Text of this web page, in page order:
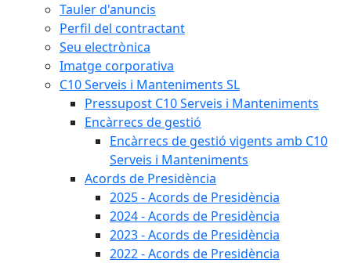
Tauler d'anuncis
Perfil del contractant
Seu electrònica
Imatge corporativa
C10 Serveis i Manteniments SL
Pressupost C10 Serveis i Manteniments
Encàrrecs de gestió
Encàrrecs de gestió vigents amb C10
Serveis i Manteniments
Acords de Presidència
2025 - Acords de Presidència
2024 - Acords de Presidència
2023 - Acords de Presidència
2022 - Acords de Presidència